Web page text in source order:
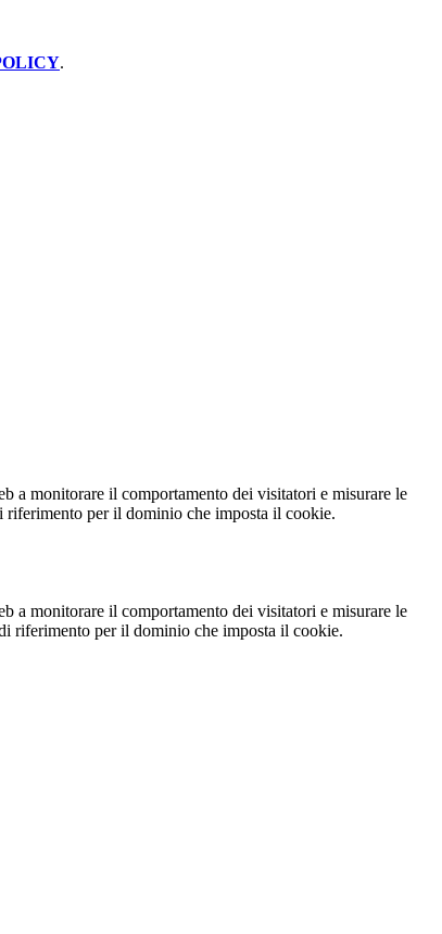
.
a monitorare il comportamento dei visitatori e misurare le
riferimento per il dominio che imposta il cookie.
a monitorare il comportamento dei visitatori e misurare le
riferimento per il dominio che imposta il cookie.